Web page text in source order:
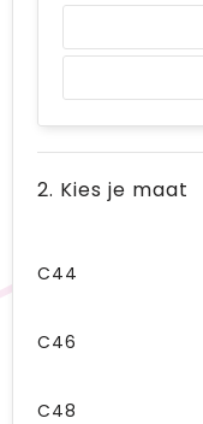
2. Kies je maat
C44
C46
C48